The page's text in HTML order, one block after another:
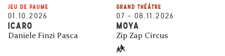
JEU DE PAUME
01.10.2026
ICARO
Daniele Finzi Pasca
GRAND THÉÂTRE
07 – 08.11.2026
MOYA
Zip Zap Circus